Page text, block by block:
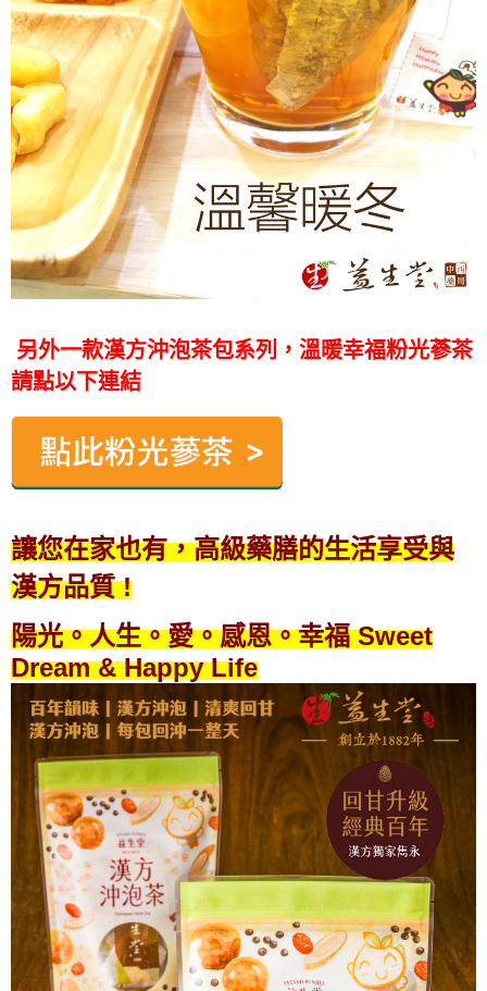
另外一款漢方沖泡茶包系列，溫暖幸福粉光蔘茶
請點以下連結
讓您在家也有，高級藥膳的生活享受與
漢方品質 !
陽光。人生。愛。感恩。幸福 Sweet
Dream & Happy Life